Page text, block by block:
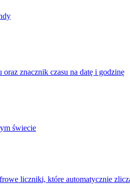
znacznik czasu na datę i godzinę
świecie
liczniki, które automatycznie